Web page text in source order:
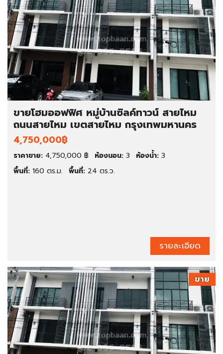
ขายโฮมออฟฟิศ หมู่บ้านซิลค์ทาวน์ สายไหม
ถนนสายไหม เขตสายไหม กรุงเทพมหานคร
4,750,000฿
ราคาขาย: 4,750,000 ฿ ห้องนอน: 3 ห้องน้ำ: 3
พื้นที่: 160 ตร.ม. พื้นที่: 24 ตร.ว.
รายละเอียด
ขาย